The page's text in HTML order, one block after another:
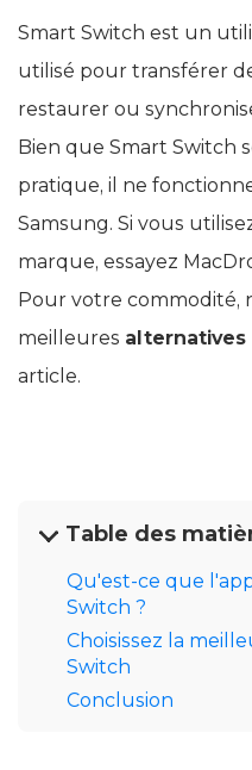
Smart Switch est un
utilisé pour transférer
restaurer ou
Bien que Smart Switch
pratique, il ne
Samsung. Si vous
marque, essayez
Pour votre commodité,
meilleures alternatives
article.
Table des
Qu'est-ce que
Switch ?
Choisissez la
Switch
Conclusion